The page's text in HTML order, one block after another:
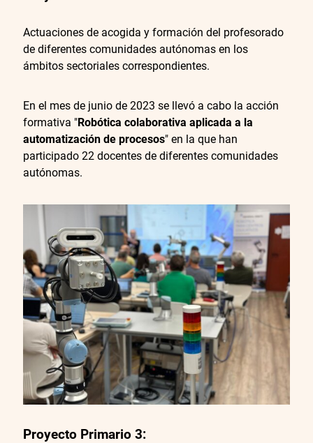
Actuaciones de acogida y formación del profesorado
de diferentes comunidades autónomas en los
ámbitos sectoriales correspondientes.
En el mes de junio de 2023 se llevó a cabo la acción
formativa "Robótica colaborativa aplicada a la
automatización de procesos" en la que han
participado 22 docentes de diferentes comunidades
autónomas.
Proyecto Primario 3: